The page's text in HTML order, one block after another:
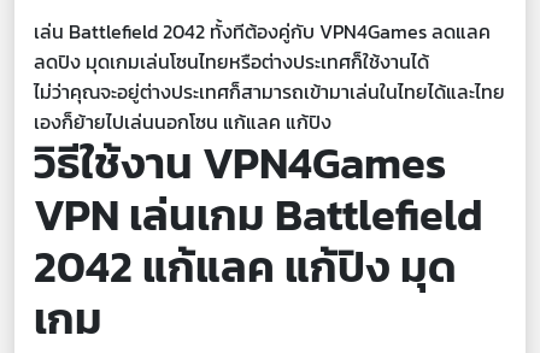
เล่น Battlefield 2042 ทั้งทีต้องคู่กับ VPN4Games ลดแลค
ลดปิง มุดเกมเล่นโซนไทยหรือต่างประเทศก็ใช้งานได้
ไม่ว่าคุณจะอยู่ต่างประเทศก็สามารถเข้ามาเล่นในไทยได้และไทย
เองก็ย้ายไปเล่นนอกโซน แก้แลค แก้ปิง
วิธีใช้งาน VPN4Games
VPN เล่นเกม Battlefield
2042 แก้แลค แก้ปิง มุด
เกม